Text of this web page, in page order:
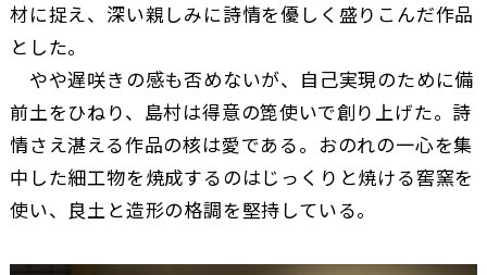
材に捉え、深い親しみに詩情を優しく盛りこんだ作品
とした。
やや遅咲きの感も否めないが、自己実現のために備
前土をひねり、島村は得意の箆使いで創り上げた。詩
情さえ湛える作品の核は愛である。おのれの一心を集
中した細工物を焼成するのはじっくりと焼ける窖窯を
使い、良土と造形の格調を堅持している。